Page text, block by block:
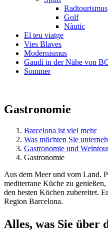
Radtourismus
Golf
Nàutic
El teu viatge
Vies Blaves
Modernismus
Gaudí in der Nähe von
Sommer
Gastronomie
Barcelona ist viel mehr
Was möchten Sie
Gastronomie und
Gastronomie
Aus dem Meer und vom Land.
mediterrane Küche zu
den besten Köchen zubereitet.
Region Barcelona.
Alles, was Sie über